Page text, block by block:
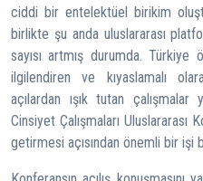
ciddi bir entelektüel birikim
birlikte şu anda uluslararası
sayısı artmış durumda. Türkiye
ilgilendiren ve kıyaslamalı
açılardan ışık tutan çalışmalar
Cinsiyet Çalışmaları
getirmesi açısından önemli bir işi